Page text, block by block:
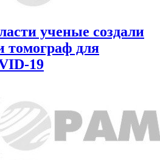
ученые создали
томограф для
19